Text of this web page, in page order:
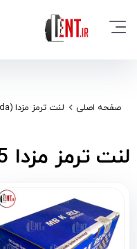
صفحه اصلی لنت ترمز مزدا (Mazda)
لنت ترمز مزدا CX-5